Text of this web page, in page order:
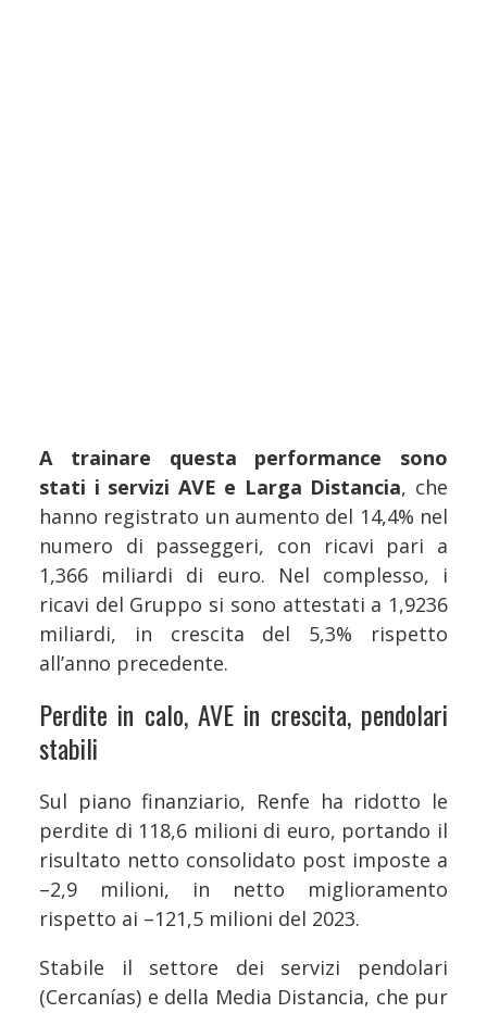
A trainare questa performance sono
stati i servizi AVE e Larga Distancia, che
hanno registrato un aumento del 14,4% nel
numero di passeggeri, con ricavi pari a
1,366 miliardi di euro. Nel complesso, i
ricavi del Gruppo si sono attestati a 1,9236
miliardi, in crescita del 5,3% rispetto
all’anno precedente.
Perdite in calo, AVE in crescita, pendolari
stabili
Sul piano finanziario, Renfe ha ridotto le
perdite di 118,6 milioni di euro, portando il
risultato netto consolidato post imposte a
–2,9 milioni, in netto miglioramento
rispetto ai –121,5 milioni del 2023.
Stabile il settore dei servizi pendolari
(Cercanías) e della Media Distancia, che pur